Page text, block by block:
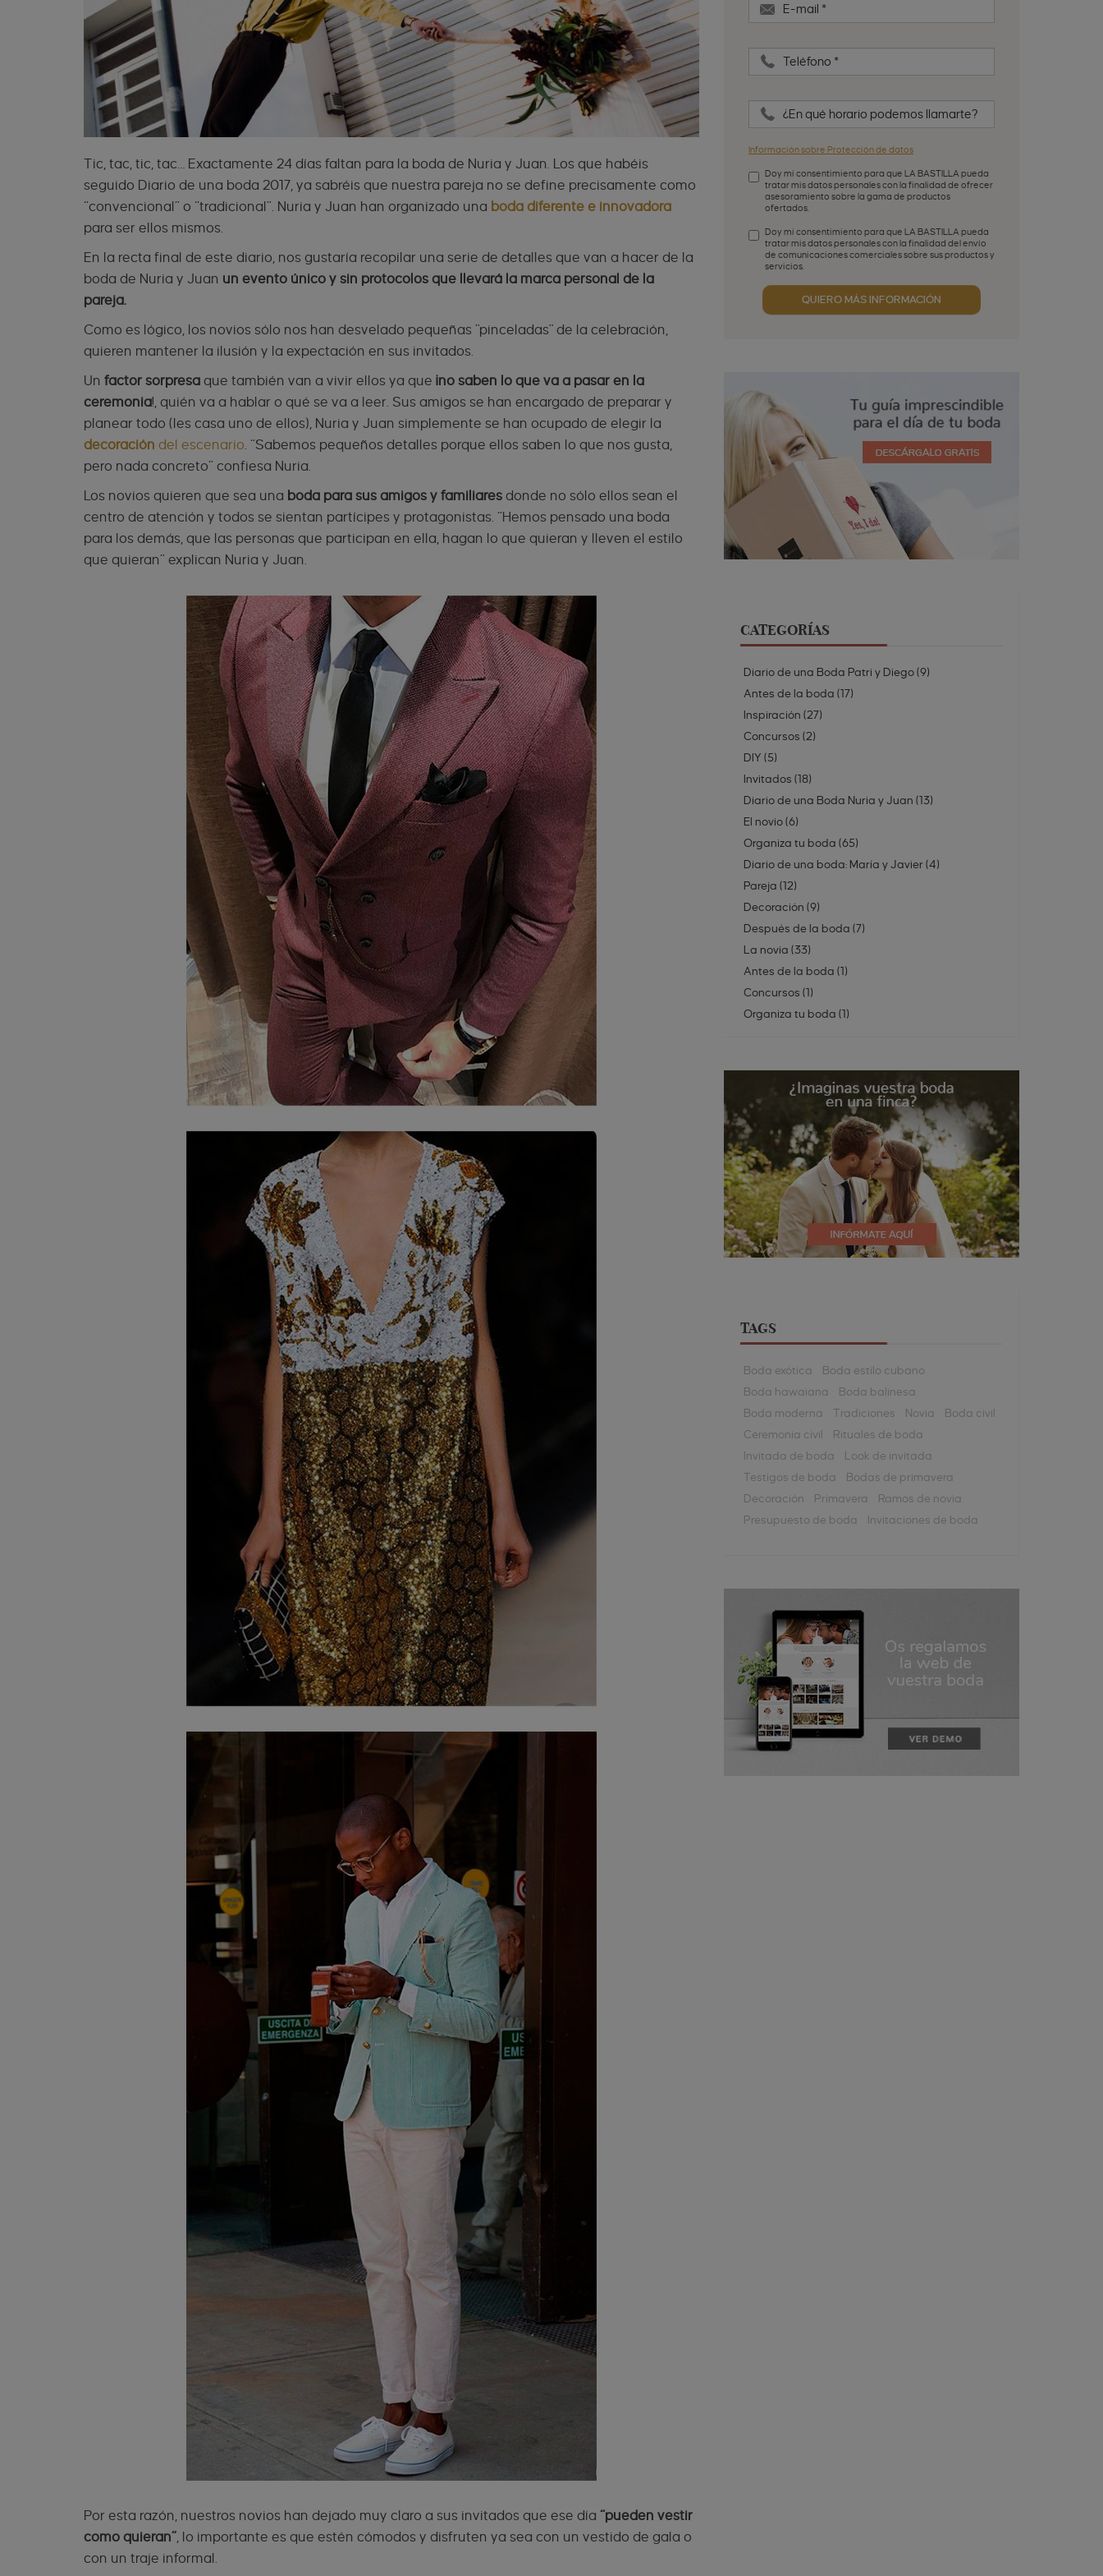
Tic, tac, tic, tac… Exactamente 24 días faltan para la boda de Nuria y Juan. Los que habéis
seguido Diario de una boda 2017, ya sabréis que nuestra pareja no se define precisamente como
“convencional” o “tradicional”. Nuria y Juan han organizado una boda diferente e innovadora
para ser ellos mismos.
En la recta final de este diario, nos gustaría recopilar una serie de detalles que van a hacer de la
boda de Nuria y Juan un evento único y sin protocolos que llevará la marca personal de la
pareja.
Como es lógico, los novios sólo nos han desvelado pequeñas "pinceladas" de la celebración,
quieren mantener la ilusión y la expectación en sus invitados.
Un factor sorpresa que también van a vivir ellos ya que ¡no saben lo que va a pasar en la
ceremonia!, quién va a hablar o qué se va a leer. Sus amigos se han encargado de preparar y
planear todo (les casa uno de ellos), Nuria y Juan simplemente se han ocupado de elegir la
decoración del escenario. “Sabemos pequeños detalles porque ellos saben lo que nos gusta,
pero nada concreto” confiesa Nuria.
Los novios quieren que sea una boda para sus amigos y familiares donde no sólo ellos sean el
centro de atención y todos se sientan partícipes y protagonistas. “Hemos pensado una boda
para los demás, que las personas que participan en ella, hagan lo que quieran y lleven el estilo
que quieran” explican Nuria y Juan.
Por esta razón, nuestros novios han dejado muy claro a sus invitados que ese día “pueden vestir
como quieran”, lo importante es que estén cómodos y disfruten ya sea con un vestido de gala o
con un traje informal.
E-mail *
Teléfono *
¿En qué horario podemos llamarte?
Información sobre Protección de datos
Doy mi consentimiento para que LA BASTILLA pueda
tratar mis datos personales con la finalidad de ofrecer
asesoramiento sobre la gama de productos
ofertados.
Aceptación de condiciones*
Doy mi consentimiento para que LA BASTILLA pueda
tratar mis datos personales con la finalidad del envío
de comunicaciones comerciales sobre sus productos y
servicios.
Aceptación publicidad
QUIERO MÁS INFORMACIÓN
CATEGORÍAS
Diario de una Boda Patri y Diego(9)
Antes de la boda (17)
Inspiración (27)
Concursos (2)
DIY (5)
Invitados (18)
Diario de una Boda Nuria y Juan (13)
El novio(6)
Organiza tu boda (65)
Diario de una boda: María y Javier(4)
Pareja (12)
Decoración (9)
Después de la boda (7)
La novia (33)
Antes de la boda (1)
Concursos (1)
Organiza tu boda (1)
TAGS
Boda exótica
Boda estilo cubano
Boda hawaiana
Boda balinesa
Boda moderna
Tradiciones Novia
Boda civil
Ceremonia civil
Rituales de boda
Invitada de boda
Look de invitada
Testigos de boda
Bodas de primavera
Decoración
Primavera
Ramos de novia
Presupuesto de boda
Invitaciones de boda